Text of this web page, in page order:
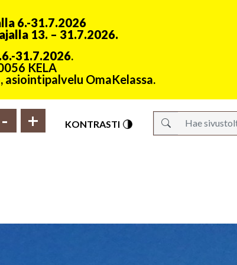
6.-31.7.2026
ajalla 13. – 31.7.2026.
31.7.2026.
KELA
OmaKelassa.
- + KONTRASTI